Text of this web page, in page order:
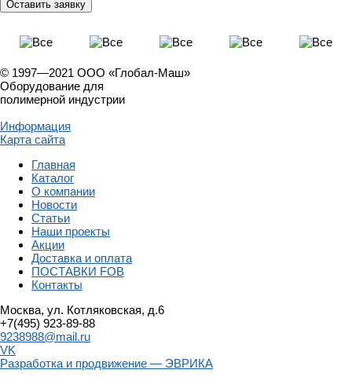
© 1997—2021 ООО «Глобал-Маш»
Оборудование для
полимерной индустрии
Информация
Карта сайта
Главная
Каталог
О компании
Новости
Статьи
Наши проекты
Акции
Доставка и оплата
ПОСТАВКИ FOB
Контакты
Москва, ул. Котляковская, д.6
+7(495) 923-89-88
9238988@mail.ru
VK
Разработка и продвижение — ЭВРИКА